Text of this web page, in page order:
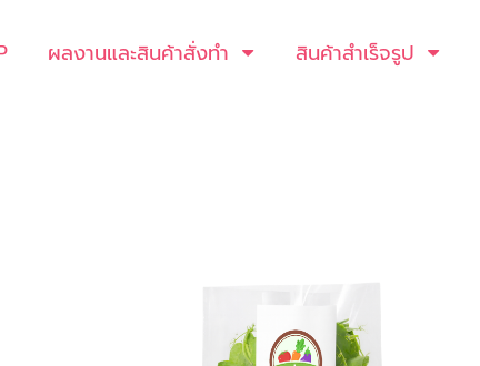
ผลงานและสินค้าสั่งทำ สินค้าสำเร็จรูป